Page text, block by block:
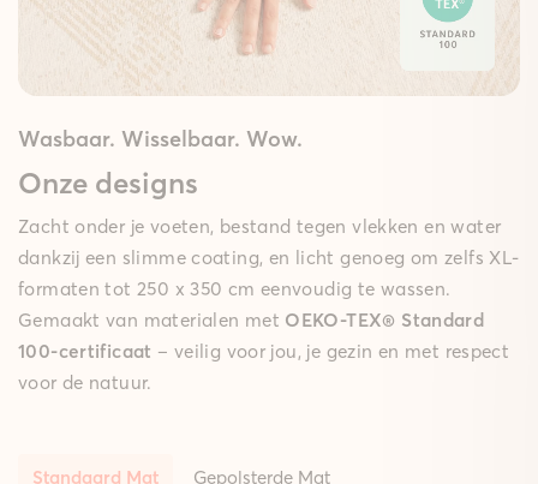
Wasbaar. Wisselbaar. Wow.
Onze designs
Zacht onder je voeten, bestand tegen vlekken en water
dankzij een slimme coating, en licht genoeg om zelfs XL-
formaten tot 250 x 350 cm eenvoudig te wassen.
Gemaakt van materialen met OEKO-TEX® Standard
100-certificaat – veilig voor jou, je gezin en met respect
voor de natuur.
Standaard Mat Gepolsterde Mat